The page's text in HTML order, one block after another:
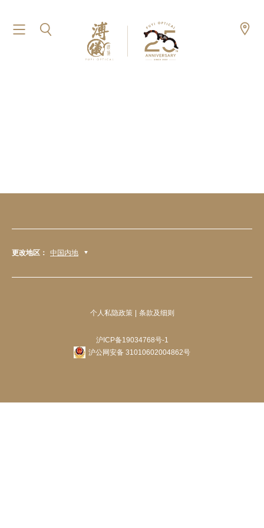
更改地区： 中国内地
个人私隐政策 条款及细则
沪ICP备19034768号-1
沪公网安备 31010602004862号